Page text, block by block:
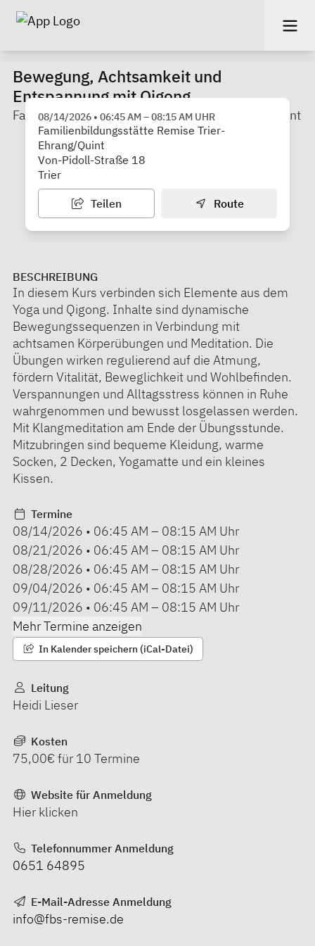
Bewegung, Achtsamkeit und
Entspannung mit Qigong
Familienbildungsstätte Remise Trier-Ehrang/Quint
08/14/2026 • 06:45 AM–08:15 AM UHR
Familienbildungsstätte Remise Trier-
Ehrang/Quint
Von-Pidoll-Straße 18
Trier
Teilen Route
BESCHREIBUNG
In diesem Kurs verbinden sich Elemente aus dem
Yoga und Qigong. Inhalte sind dynamische
Bewegungssequenzen in Verbindung mit
achtsamen Körperübungen und Meditation. Die
Übungen wirken regulierend auf die Atmung,
fördern Vitalität, Beweglichkeit und Wohlbefinden.
Verspannungen und Alltagsstress können in Ruhe
wahrgenommen und bewusst losgelassen werden.
Mit Klangmeditation am Ende der Übungsstunde.
Mitzubringen sind bequeme Kleidung, warme
Socken, 2 Decken, Yogamatte und ein kleines
Kissen.
Termine
08/14/2026 • 06:45 AM – 08:15 AM Uhr
08/21/2026 • 06:45 AM – 08:15 AM Uhr
08/28/2026 • 06:45 AM – 08:15 AM Uhr
09/04/2026 • 06:45 AM – 08:15 AM Uhr
09/11/2026 • 06:45 AM – 08:15 AM Uhr
Mehr Termine anzeigen
In Kalender speichern (iCal-Datei)
Leitung
Heidi Lieser
Kosten
75,00€ für 10 Termine
Website für Anmeldung
Hier klicken
Telefonnummer Anmeldung
0651 64895
E-Mail-Adresse Anmeldung
info@fbs-remise.de